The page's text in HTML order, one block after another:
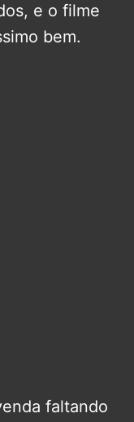
e o filme
bem.
faltando